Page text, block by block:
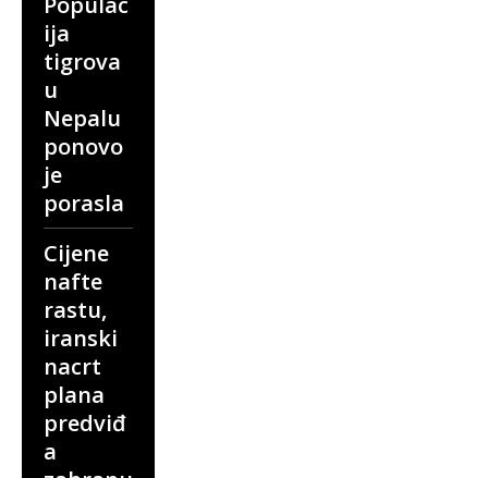
ija
tigrova
u
Nepalu
ponovo
je
porasla
Cijene
nafte
rastu,
iranski
nacrt
plana
predviđ
a